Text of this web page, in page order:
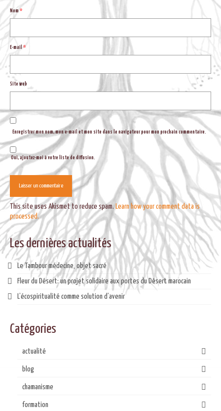
Nom *
E-mail *
Site web
Enregistrer mon nom, mon e-mail et mon site dans le navigateur pour mon prochain commentaire.
Oui, ajoutez-moi à votre liste de diffusion.
This site uses Akismet to reduce spam. Learn how your comment data is
processed.
Les dernières actualités
Le Tambour médecine, objet sacré
Fleur du Désert: un projet solidaire aux portes du Désert marocain
L’écospiritualité comme solution d’avenir
Catégories
actualité
blog
chamanisme
formation